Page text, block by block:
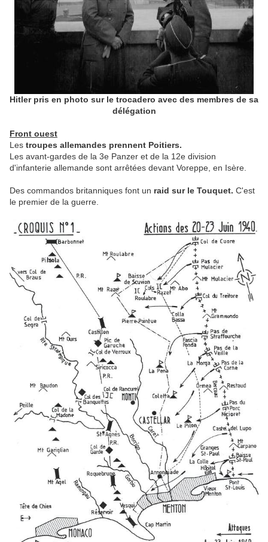
Hitler pris en photo sur le trocadero avec des membres de sa
délégation
Front ouest
Les troupes allemandes prennent Poitiers.
Les avant-gardes de la 3e Panzer et de la 12e division
d'infanterie allemande sont arrêtées devant Voreppe, en Isère.
Des commandos britanniques font un raid sur le Touquet. C'est
le premier de la guerre.